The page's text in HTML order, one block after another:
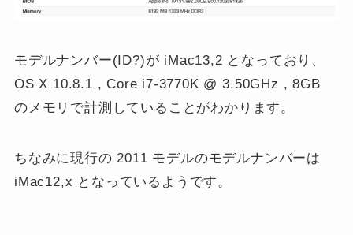
モデルナンバー(ID?)が iMac13,2 となっており、
OS X 10.8.1 , Core i7-3770K @ 3.50GHz , 8GB
のメモリで計測していることがわかります。
ちなみに現行の 2011 モデルのモデルナンバーは
iMac12,x となっているようです。